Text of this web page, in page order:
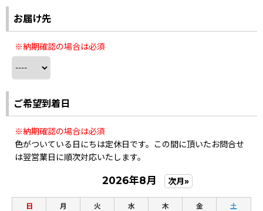
お届け先
※納期確認の場合は必須
ご希望到着日
※納期確認の場合は必須
色がついている日にちは定休日です。この間に頂いたお問合せ
は翌営業日に順次対応いたします。
2026年8月 次月»
日 月 火 水 木 金 土